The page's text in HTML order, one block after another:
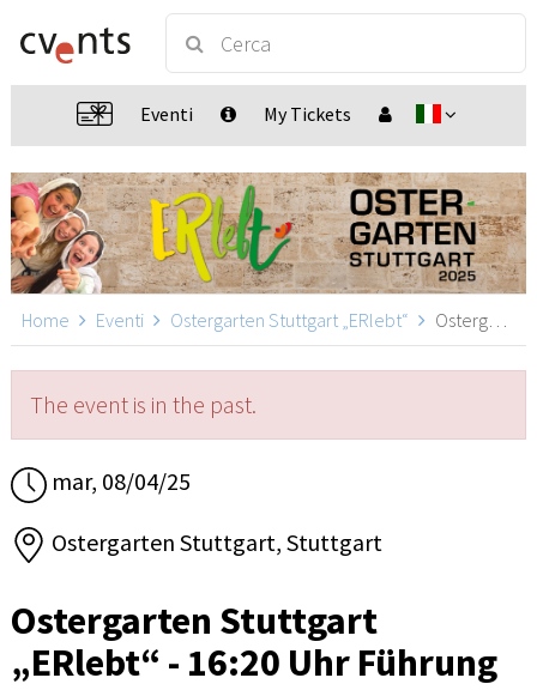
Eventi My Tickets
Home Eventi Ostergarten Stuttgart „ERlebt“ Ostergarten Stuttgart „ERlebt“ - 16:20 Uhr Führung, Stuttgart
The event is in the past.
mar, 08/04/25
Ostergarten Stuttgart, Stuttgart
Ostergarten Stuttgart
„ERlebt“ - 16:20 Uhr Führung